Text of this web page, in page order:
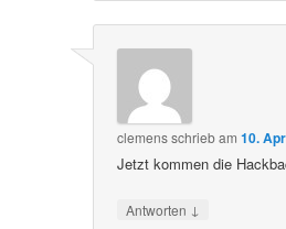
clemensschriebam10.
Jetzt kommen die
Antworten ↓